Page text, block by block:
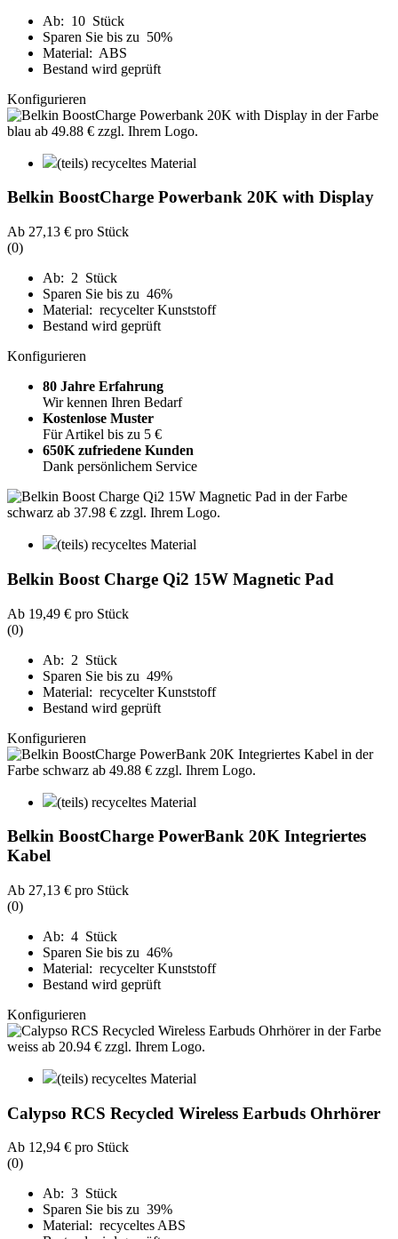
Ab: 10 Stück
Sparen Sie bis zu 50%
Material: ABS
Bestand wird geprüft
Konfigurieren
(teils) recyceltes Material
Belkin BoostCharge Powerbank 20K with Display
Ab 27,13 € pro Stück
(0)
Ab: 2 Stück
Sparen Sie bis zu 46%
Material: recycelter Kunststoff
Bestand wird geprüft
Konfigurieren
80 Jahre Erfahrung
Wir kennen Ihren Bedarf
Kostenlose Muster
Für Artikel bis zu 5 €
650K zufriedene Kunden
Dank persönlichem Service
(teils) recyceltes Material
Belkin Boost Charge Qi2 15W Magnetic Pad
Ab 19,49 € pro Stück
(0)
Ab: 2 Stück
Sparen Sie bis zu 49%
Material: recycelter Kunststoff
Bestand wird geprüft
Konfigurieren
(teils) recyceltes Material
Belkin BoostCharge PowerBank 20K Integriertes
Kabel
Ab 27,13 € pro Stück
(0)
Ab: 4 Stück
Sparen Sie bis zu 46%
Material: recycelter Kunststoff
Bestand wird geprüft
Konfigurieren
(teils) recyceltes Material
Calypso RCS Recycled Wireless Earbuds Ohrhörer
Ab 12,94 € pro Stück
(0)
Ab: 3 Stück
Sparen Sie bis zu 39%
Material: recyceltes ABS